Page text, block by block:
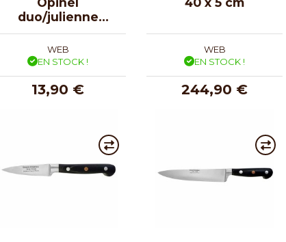
duo/julienne
manche bois et
bleu
WEB
EN STOCK !
13,90 €
WEB
EN STOCK !
244,90 €